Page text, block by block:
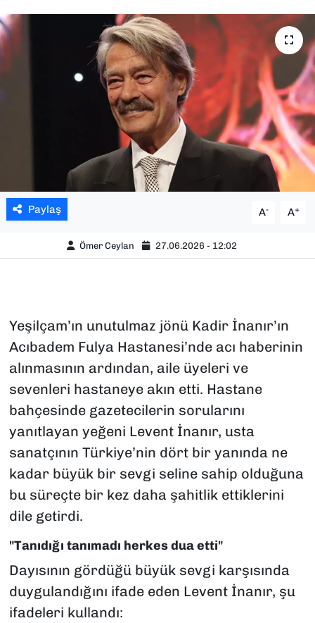
Paylaş A- A+
Ömer Ceylan 27.06.2026 - 12:02
Yeşilçam’ın unutulmaz jönü Kadir İnanır’ın
Acıbadem Fulya Hastanesi’nde acı haberinin
alınmasının ardından, aile üyeleri ve
sevenleri hastaneye akın etti. Hastane
bahçesinde gazetecilerin sorularını
yanıtlayan yeğeni Levent İnanır, usta
sanatçının Türkiye’nin dört bir yanında ne
kadar büyük bir sevgi seline sahip olduğuna
bu süreçte bir kez daha şahitlik ettiklerini
dile getirdi.
"Tanıdığı tanımadı herkes dua etti"
Dayısının gördüğü büyük sevgi karşısında
duygulandığını ifade eden Levent İnanır, şu
ifadeleri kullandı:
YEREL YÖNETİMLER